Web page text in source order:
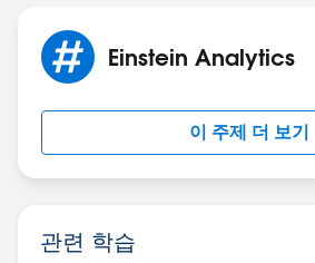
Einstein Analytics
이 주제 더 보기
관련 학습